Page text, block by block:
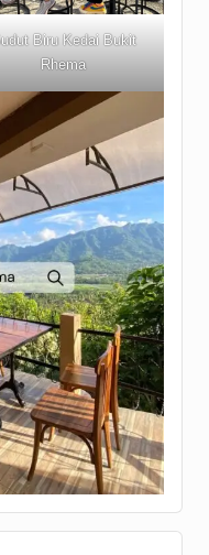
Biru Kedai Bukit
Rhema